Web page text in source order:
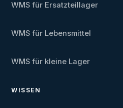
WMS für Ersatzteillager
WMS für Lebensmittel
WMS für kleine Lager
WISSEN